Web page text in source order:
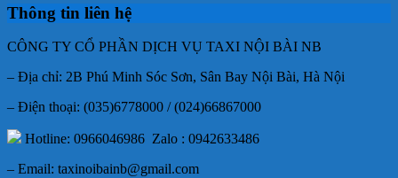
Thông tin liên hệ
CÔNG TY CỔ PHẦN DỊCH VỤ TAXI NỘI BÀI NB
– Địa chỉ: 2B Phú Minh Sóc Sơn, Sân Bay Nội Bài, Hà Nội
– Điện thoại: (035)6778000 / (024)66867000
Hotline: 0966046986 Zalo : 0942633486
– Email: taxinoibainb@gmail.com